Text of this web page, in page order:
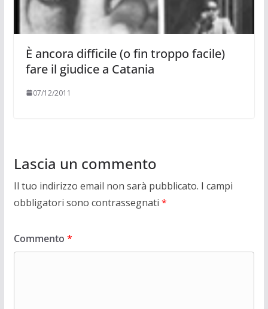
È ancora difficile (o fin troppo facile)
fare il giudice a Catania
07/12/2011
Lascia un commento
Il tuo indirizzo email non sarà pubblicato. I campi
obbligatori sono contrassegnati *
Commento *